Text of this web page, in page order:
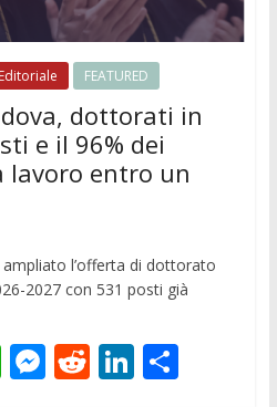
Editoriale FEATURED
dottorati in
e il 96% dei
lavoro entro un
ampliato l’offerta di dottorato
2027 con 531 posti già
W M R Li C